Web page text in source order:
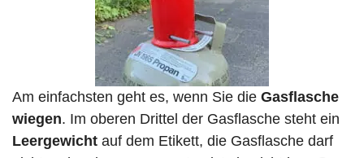
Am einfachsten geht es, wenn Sie die Gasflasche
wiegen. Im oberen Drittel der Gasflasche steht ein
Leergewicht auf dem Etikett, die Gasflasche darf